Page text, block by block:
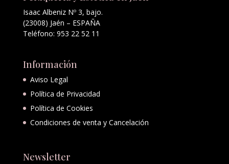
Isaac Albeniz Nº 3, bajo.
(23008) Jaén – ESPAÑA
Teléfono: 953 22 52 11
Información
Aviso Legal
Política de Privacidad
Política de Cookies
Condiciones de venta y Cancelación
Newsletter